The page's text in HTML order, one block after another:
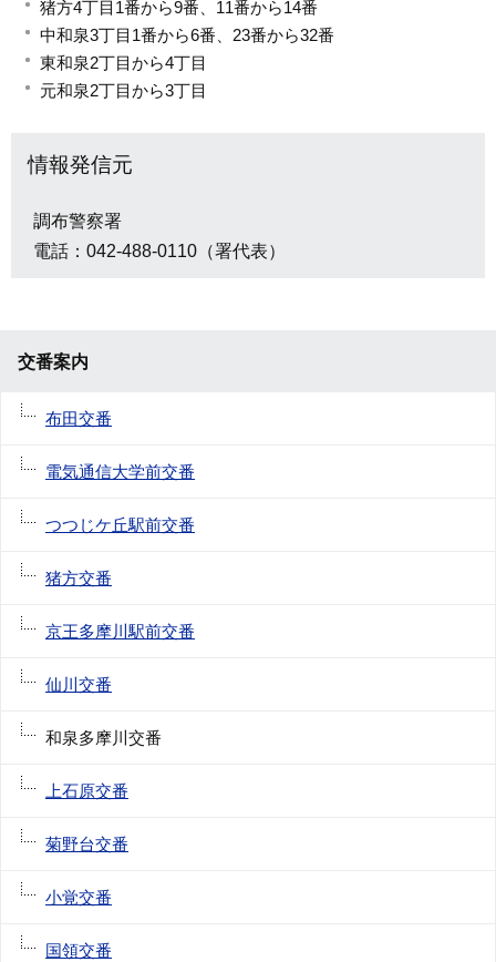
猪方4丁目1番から9番、11番から14番
中和泉3丁目1番から6番、23番から32番
東和泉2丁目から4丁目
元和泉2丁目から3丁目
情報発信元
調布警察署
電話：042-488-0110（署代表）
交番案内
布田交番
電気通信大学前交番
つつじケ丘駅前交番
猪方交番
京王多摩川駅前交番
仙川交番
和泉多摩川交番
上石原交番
菊野台交番
小覚交番
国領交番